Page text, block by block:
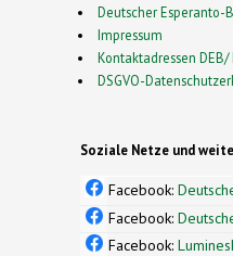
Deutscher Esperanto-
Impressum
Kontaktadressen DEB/
DSGVO-
Soziale Netze und
Facebook:
Facebook:
Facebook: